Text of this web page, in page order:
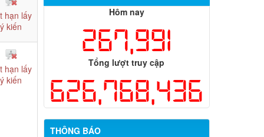
hạn lấy
ý kiến
hạn lấy
ý kiến
Hôm nay
267,991
Tổng lượt truy cập
626,768,436
THÔNG BÁO
Thông báo tuyển chọn tổ chức và cá
nhân chủ trì thực hiện nhiệm vụ khoa
học và công nghệ cấp thành phố sử
dụng ngân sách nhà nước đặt hàng thực
hiện năm 2026 (đợt 1) lần 3
Kế hoạch Thông tin, tuyên truyền triển
khai Kế hoạch Khám sức khỏe định kỳ
hoặc khám sàng lọc miễn phí ít nhất mỗi
năm một lần cho người dân trên địa bàn
thành phố Đồng Nai